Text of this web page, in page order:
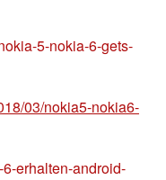
5-nokia-6-gets-
03/nokia5-nokia6-
erhalten-android-